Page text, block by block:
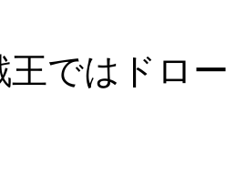
王ではドロ